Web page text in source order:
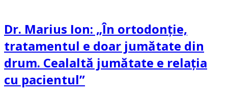
Dr. Marius Ion: „În ortodonție,
tratamentul e doar jumătate din
drum. Cealaltă jumătate e relația
cu pacientul”